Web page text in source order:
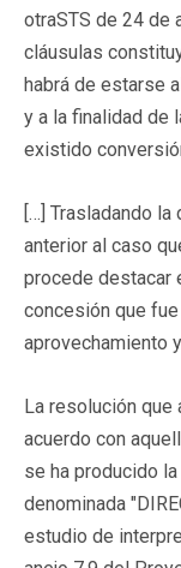
otraSTS de 24 de
cláusulas
habrá de estarse
y a la finalidad de
existido
[…] Trasladando
anterior al caso
procede destacar
concesión que
aprovechamiento
La resolución que
acuerdo con
se ha producido
denominada
estudio de